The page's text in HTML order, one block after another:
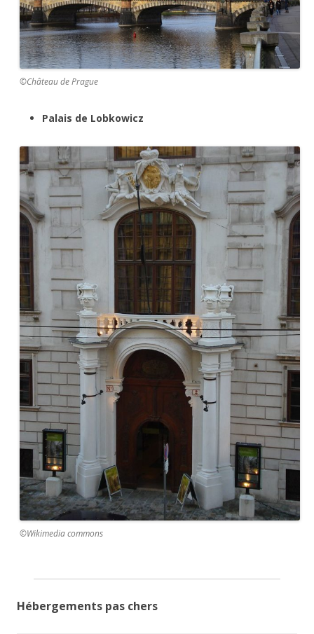
©Château de Prague
Palais de Lobkowicz
©Wikimedia commons
Hébergements pas chers